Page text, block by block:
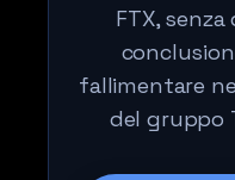
FTX,
fallimentare
del gruppo